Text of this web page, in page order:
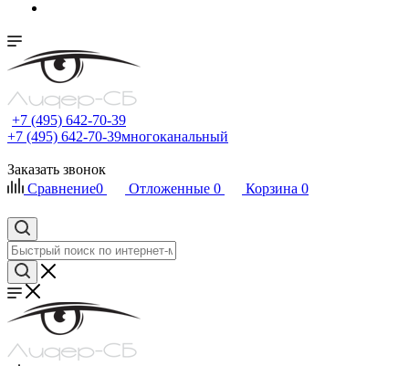
+7 (495) 642-70-39
+7 (495) 642-70-39многоканальный
Заказать звонок
Сравнение0 Отложенные 0 Корзина 0